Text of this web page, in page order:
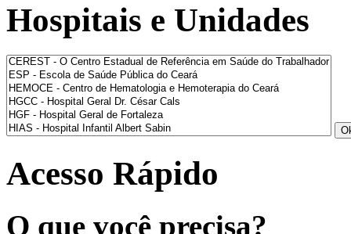
Hospitais e Unidades
Acesso Rápido
O que você precisa?